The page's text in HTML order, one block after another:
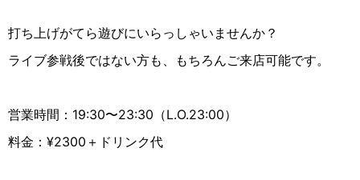
打ち上げがてら遊びにいらっしゃいませんか？
ライブ参戦後ではない方も、もちろんご来店可能です。
営業時間：19:30〜23:30（L.O.23:00）
料金：¥2300＋ドリンク代